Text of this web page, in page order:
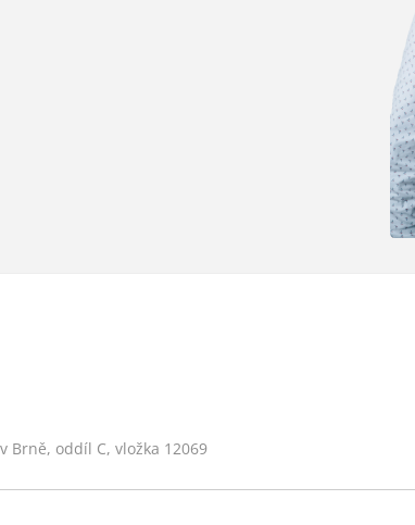
Brně, oddíl C, vložka 12069